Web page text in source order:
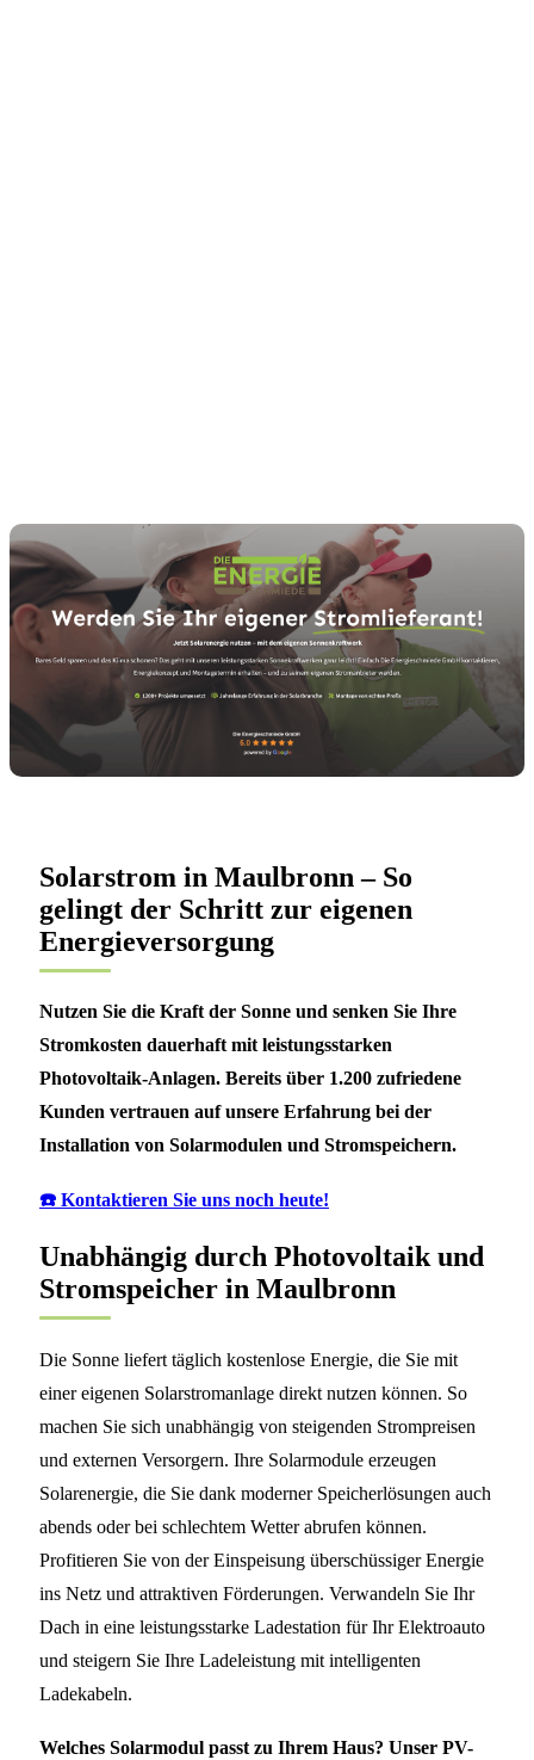
Solarstrom in Maulbronn – So
gelingt der Schritt zur eigenen
Energieversorgung
Nutzen Sie die Kraft der Sonne und senken Sie Ihre
Stromkosten dauerhaft mit leistungsstarken
Photovoltaik-Anlagen. Bereits über 1.200 zufriedene
Kunden vertrauen auf unsere Erfahrung bei der
Installation von Solarmodulen und Stromspeichern.
☎️ Kontaktieren Sie uns noch heute!
Unabhängig durch Photovoltaik und
Stromspeicher in Maulbronn
Die Sonne liefert täglich kostenlose Energie, die Sie mit
einer eigenen Solarstromanlage direkt nutzen können. So
machen Sie sich unabhängig von steigenden Strompreisen
und externen Versorgern. Ihre Solarmodule erzeugen
Solarenergie, die Sie dank moderner Speicherlösungen auch
abends oder bei schlechtem Wetter abrufen können.
Profitieren Sie von der Einspeisung überschüssiger Energie
ins Netz und attraktiven Förderungen. Verwandeln Sie Ihr
Dach in eine leistungsstarke Ladestation für Ihr Elektroauto
und steigern Sie Ihre Ladeleistung mit intelligenten
Ladekabeln.
Welches Solarmodul passt zu Ihrem Haus? Unser PV-